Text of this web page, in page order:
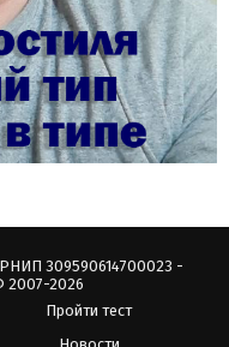
309590614700023 -
2007-2026
Пройти тест